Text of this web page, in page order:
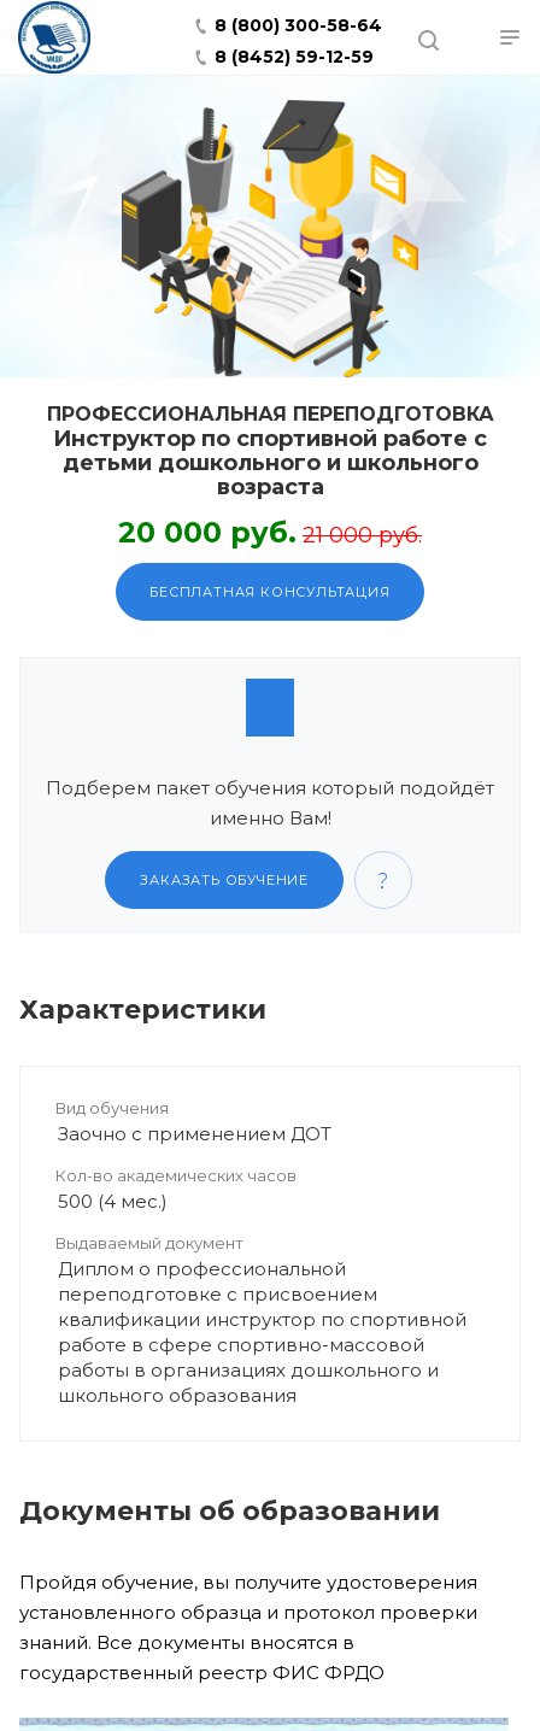
8 (800) 300-58-64
8 (8452) 59-12-59
ПРОФЕССИОНАЛЬНАЯ ПЕРЕПОДГОТОВКА
Инструктор по спортивной работе с
детьми дошкольного и школьного
возраста
20 000 руб. 21 000 руб.
БЕСПЛАТНАЯ КОНСУЛЬТАЦИЯ
Подберем пакет обучения который подойдёт
именно Вам!
ЗАКАЗАТЬ ОБУЧЕНИЕ
Характеристики
Вид обучения
Заочно с применением ДОТ
Кол-во академических часов
500 (4 мес.)
Выдаваемый документ
Диплом о профессиональной
переподготовке с присвоением
квалификации инструктор по спортивной
работе в сфере спортивно-массовой
работы в организациях дошкольного и
школьного образования
Документы об образовании
Пройдя обучение, вы получите удостоверения
установленного образца и протокол проверки
знаний. Все документы вносятся в
государственный реестр ФИС ФРДО